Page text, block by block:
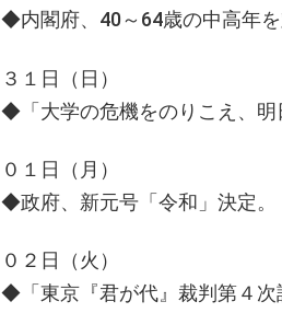
◆内閣府、40～64歳の中高年を
３１日（日）
◆「大学の危機をのりこえ、明
０１日（月）
◆政府、新元号「令和」決定。
０２日（火）
◆「東京『君が代』裁判第４次